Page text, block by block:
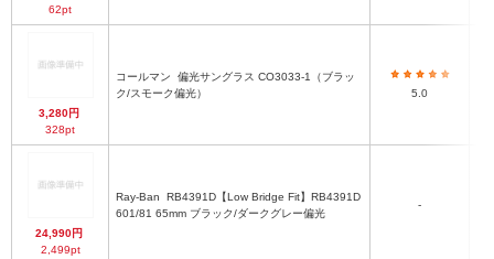
62pt
3,280円
328pt
コールマン
ク/スモーク偏光）
5.0
24,990円
2,499pt
Ray-Ban
601/81 65mm ブラック/ダークグレー偏光
-